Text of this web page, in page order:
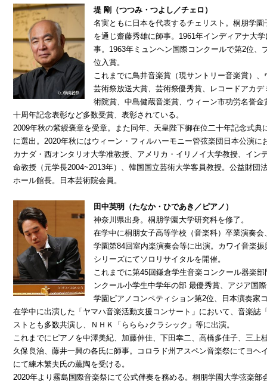
堤 剛（つつみ・つよし／チェロ）
名実ともに日本を代表するチェリスト。桐朋学
を通じ齋藤秀雄に師事。1961年インディアナ大
事。1963年ミュンヘン国際コンクールで第2位
位入賞。
これまでに鳥井音楽賞（現サントリー音楽賞）
芸術祭放送大賞、芸術祭優秀賞、レコードアカ
術院賞、中島健蔵音楽賞、ウィーン市功労名誉
十周年記念表彰など多数受賞、表彰されている。
2009年秋の紫綬褒章を受章。また同年、天皇陛下御在位二十年記念式
に選出。2020年秋にはウィーン・フィルハーモニー管弦楽団日本公演
カナダ・西オンタリオ大学准教授、アメリカ・イリノイ大学教授、イン
命教授（元学長2004~2013年）、韓国国立芸術大学客員教授。公益財団
ホール館長。日本芸術院会員。
田中英明（たなか・ひであき／ピアノ）
神奈川県出身。桐朋学園大学研究科を修了。
在学中に桐朋女子高等学校（音楽科）卒業演奏
学園第84回室内楽演奏会等に出演。カワイ音楽
シリーズにてソロリサイタルを開催。
これまでに第45回鎌倉学生音楽コンクール器楽
ンクール小学生中学年の部 最優秀賞、アジア国
学園ピアノコンペティション第2位、日本演奏家
在学中に出演した「ヤマハ音楽活動支援コンサート」において、音楽誌
ストとも多数共演し、ＮＨＫ「ららら♪クラシック」等に出演。
これまでにピアノを中澤美紀、加藤伸佳、下田幸二、高橋多佳子、三上
久保良治、藤井一興の各氏に師事。コロラド州アスペン音楽祭にてヨヘ
にて練木繁夫氏の薫陶を受ける。
2020年より霧島国際音楽祭にて公式伴奏を務める。桐朋学園大学弦楽部